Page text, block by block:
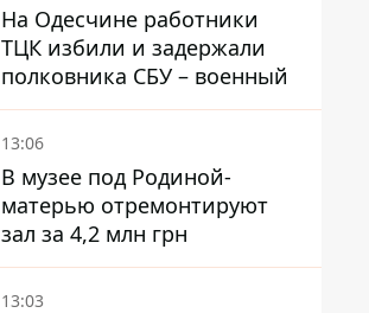
На Одесчине работники
ТЦК избили и задержали
полковника СБУ – военный
13:06
В музее под Родиной-
матерью отремонтируют
зал за 4,2 млн грн
13:03